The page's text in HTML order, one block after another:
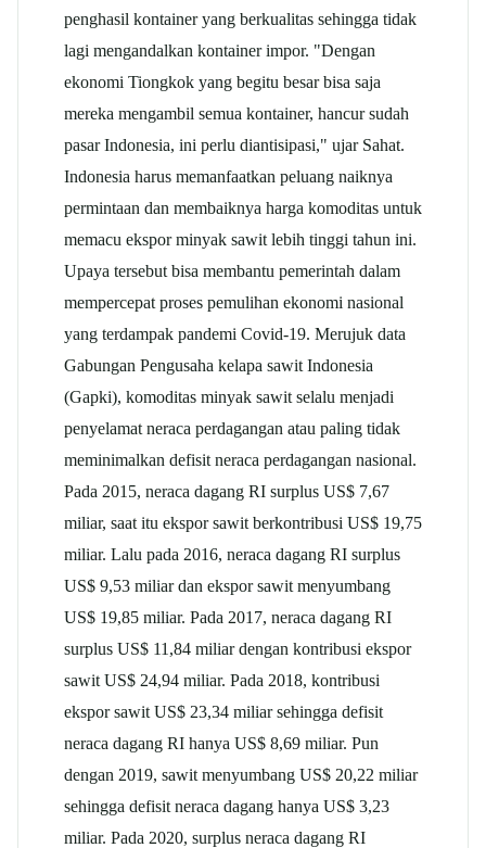
penghasil kontainer yang berkualitas sehingga tidak
lagi mengandalkan kontainer impor. "Dengan
ekonomi Tiongkok yang begitu besar bisa saja
mereka mengambil semua kontainer, hancur sudah
pasar Indonesia, ini perlu diantisipasi," ujar Sahat.
Indonesia harus memanfaatkan peluang naiknya
permintaan dan membaiknya harga komoditas untuk
memacu ekspor minyak sawit lebih tinggi tahun ini.
Upaya tersebut bisa membantu pemerintah dalam
mempercepat proses pemulihan ekonomi nasional
yang terdampak pandemi Covid-19. Merujuk data
Gabungan Pengusaha kelapa sawit Indonesia
(Gapki), komoditas minyak sawit selalu menjadi
penyelamat neraca perdagangan atau paling tidak
meminimalkan defisit neraca perdagangan nasional.
Pada 2015, neraca dagang RI surplus US$ 7,67
miliar, saat itu ekspor sawit berkontribusi US$ 19,75
miliar. Lalu pada 2016, neraca dagang RI surplus
US$ 9,53 miliar dan ekspor sawit menyumbang
US$ 19,85 miliar. Pada 2017, neraca dagang RI
surplus US$ 11,84 miliar dengan kontribusi ekspor
sawit US$ 24,94 miliar. Pada 2018, kontribusi
ekspor sawit US$ 23,34 miliar sehingga defisit
neraca dagang RI hanya US$ 8,69 miliar. Pun
dengan 2019, sawit menyumbang US$ 20,22 miliar
sehingga defisit neraca dagang hanya US$ 3,23
miliar. Pada 2020, surplus neraca dagang RI